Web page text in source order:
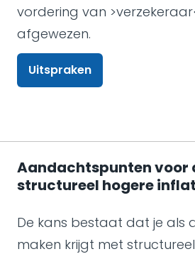
vordering van
afgewezen.
Uitspraken
Aandachtspunten voor
structureel hogere
De kans bestaat dat je als
maken krijgt met